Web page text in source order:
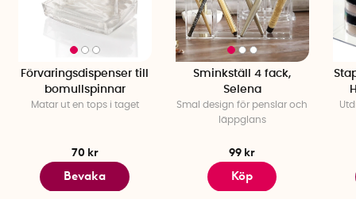
Förvaringsdispenser till
bomullspinnar
Matar ut en tops i taget
70 kr
Bevaka
Sminkställ 4 fack,
Selena
Smal design för penslar och
läppglans
99 kr
Köp